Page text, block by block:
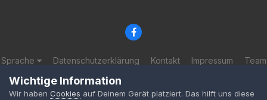
Sprache Datenschutzerklärung Kontakt Impressum Team
© 2002-2025 BF-Games.net
Powered by Invision Community
Wichtige Information
Wir haben Cookies auf Deinem Gerät platziert. Das hilft uns diese